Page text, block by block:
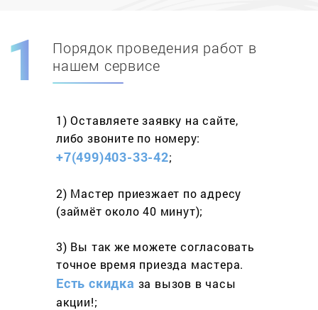
Скидка при первомзаказе на адрес
составит 15%
Работаем более 10 лет
весь спектр услуг
Порядок проведения работ в
нашем сервисе
1) Оставляете заявку на сайте,
либо звоните по номеру:
+7(499)403-33-42;
2) Мастер приезжает по адресу
(займёт около 40 минут);
3) Вы так же можете согласовать
точное время приезда мастера.
Есть скидка за вызов в часы
акции!;